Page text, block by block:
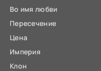
Во имя любви
Пересечение
Цена
Империя
Клон